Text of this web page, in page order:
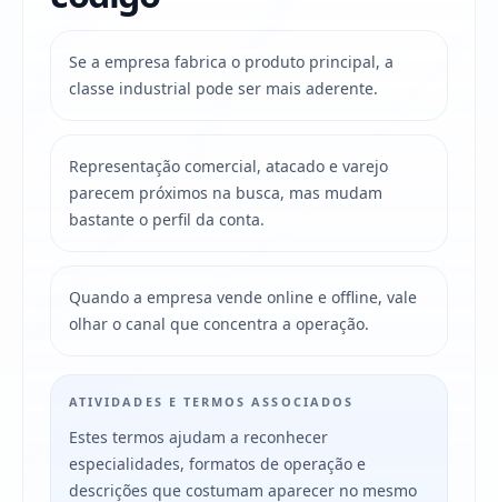
Se a empresa fabrica o produto principal, a
classe industrial pode ser mais aderente.
Representação comercial, atacado e varejo
parecem próximos na busca, mas mudam
bastante o perfil da conta.
Quando a empresa vende online e offline, vale
olhar o canal que concentra a operação.
ATIVIDADES E TERMOS ASSOCIADOS
Estes termos ajudam a reconhecer
especialidades, formatos de operação e
descrições que costumam aparecer no mesmo